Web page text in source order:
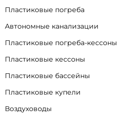
Пластиковые погреба
Автономные канализации
Пластиковые погреба-кессоны
Пластиковые кессоны
Пластиковые бассейны
Пластиковые купели
Воздуховоды